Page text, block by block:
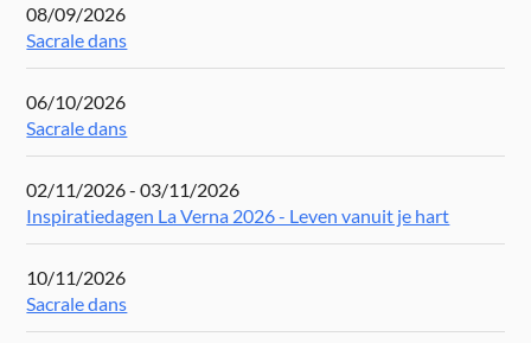
08/09/2026
Sacrale dans
06/10/2026
Sacrale dans
02/11/2026 - 03/11/2026
Inspiratiedagen La Verna 2026 - Leven vanuit je hart
10/11/2026
Sacrale dans